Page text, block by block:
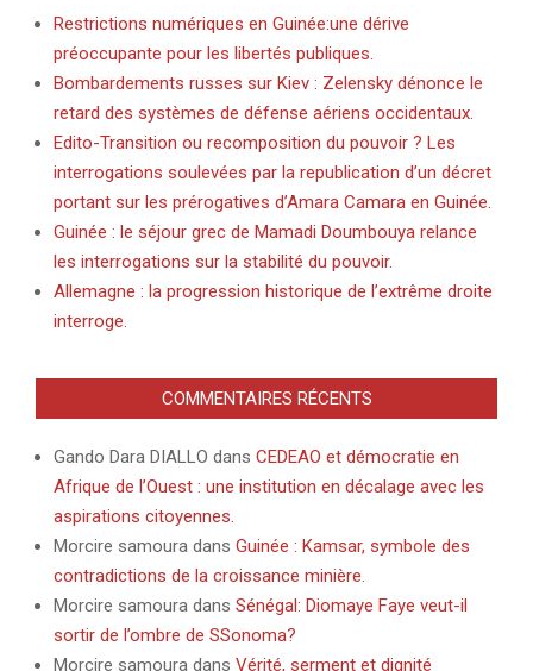
Restrictions numériques en Guinée:une dérive
préoccupante pour les libertés publiques.
Bombardements russes sur Kiev : Zelensky dénonce le
retard des systèmes de défense aériens occidentaux.
Edito-Transition ou recomposition du pouvoir ? Les
interrogations soulevées par la republication d’un décret
portant sur les prérogatives d’Amara Camara en Guinée.
Guinée : le séjour grec de Mamadi Doumbouya relance
les interrogations sur la stabilité du pouvoir.
Allemagne : la progression historique de l’extrême droite
interroge.
COMMENTAIRES RÉCENTS
Gando Dara DIALLO dans CEDEAO et démocratie en
Afrique de l’Ouest : une institution en décalage avec les
aspirations citoyennes.
Morcire samoura dans Guinée : Kamsar, symbole des
contradictions de la croissance minière.
Morcire samoura dans Sénégal: Diomaye Faye veut-il
sortir de l’ombre de SSonoma?
Morcire samoura dans Vérité, serment et dignité